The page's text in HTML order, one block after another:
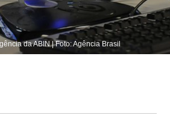
da ABIN | Foto: Agência Brasil